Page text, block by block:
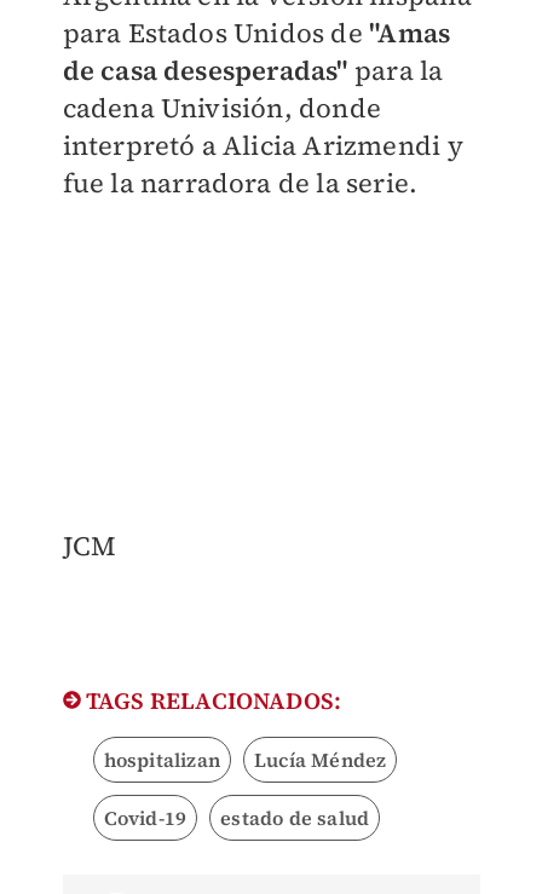
para Estados Unidos de"Amas
de casa desesperadas" para la
cadena Univisión, donde
interpretó a Alicia Arizmendi y
fue la narradora de la serie.
​JCM
TAGS RELACIONADOS:
hospitalizan Lucía Méndez
Covid-19 estado de salud